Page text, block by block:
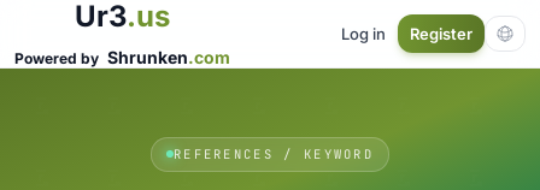
Ur3.us
Powered by Shrunken.com
Log in Register
REFERENCES / KEYWORD